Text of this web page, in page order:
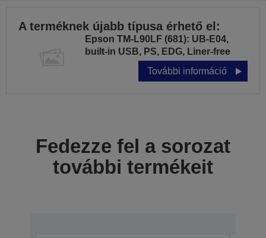
A terméknek újabb típusa érhető el:
Epson TM-L90LF (681): UB-E04,
built-in USB, PS, EDG, Liner-free
További információ
Fedezze fel a sorozat
további termékeit